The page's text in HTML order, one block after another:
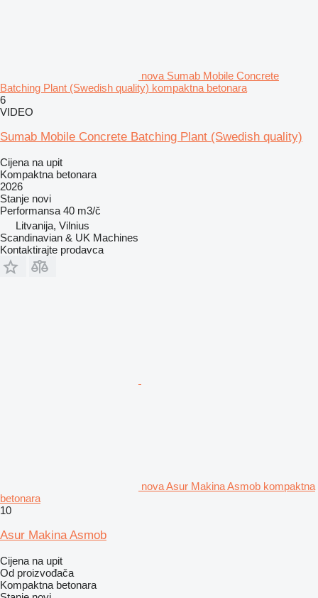
nova Sumab Mobile Concrete
Batching Plant (Swedish quality) kompaktna betonara
6
VIDEO
Sumab Mobile Concrete Batching Plant (Swedish quality)
Cijena na upit
Kompaktna betonara
2026
Stanje novi
Performansa 40 m3/č
Litvanija, Vilnius
Scandinavian & UK Machines
Kontaktirajte prodavca
nova Asur Makina Asmob kompaktna
betonara
10
Asur Makina Asmob
Cijena na upit
Od proizvođača
Kompaktna betonara